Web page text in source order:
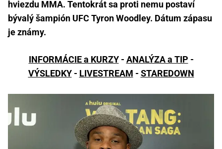
hviezdu MMA. Tentokrát sa proti nemu postaví
bývalý šampión UFC Tyron Woodley. Dátum zápasu
je známy.
INFORMÁCIE a KURZY- ANALÝZA a TIP -
VÝSLEDKY- LIVESTREAM - STAREDOWN